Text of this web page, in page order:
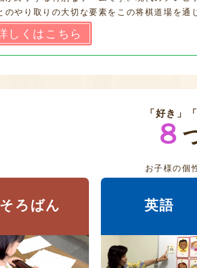
のやり取りの大切な要素をこの将棋道場を通
しくはこちら
「好き」
８
お子様の個
そろばん 英語